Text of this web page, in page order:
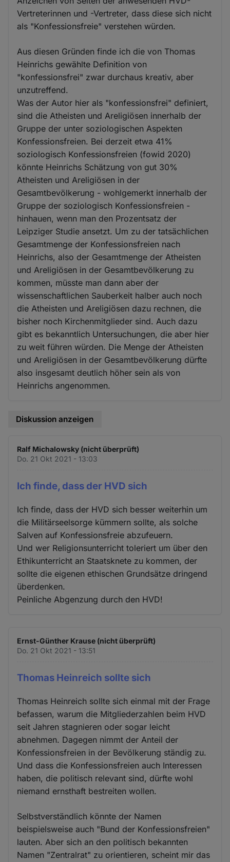
Vertreterinnen und -Vertreter, dass diese sich nicht
als "Konfessionsfreie" verstehen würden.
Aus diesen Gründen finde ich die von Thomas
Heinrichs gewählte Definition von
"konfessionsfrei" zwar durchaus kreativ, aber
unzutreffend.
Was der Autor hier als "konfessionsfrei" definiert,
sind die Atheisten und Areligiösen innerhalb der
Gruppe der unter soziologischen Aspekten
Konfessionsfreien. Bei derzeit etwa 41%
soziologisch Konfessionsfreien (fowid 2020)
könnte Heinrichs Schätzung von gut 30%
Atheisten und Areligiösen in der
Gesamtbevölkerung - wohlgemerkt innerhalb der
Gruppe der soziologisch Konfessionsfreien -
hinhauen, wenn man den Prozentsatz der
Leipziger Studie ansetzt. Um zu der tatsächlichen
Gesamtmenge der Konfessionsfreien nach
Heinrichs, also der Gesamtmenge der Atheisten
und Areligiösen in der Gesamtbevölkerung zu
kommen, müsste man dann aber der
wissenschaftlichen Sauberkeit halber auch noch
die Atheisten und Areligiösen dazu rechnen, die
bisher noch Kirchenmitglieder sind. Auch dazu
gibt es bekanntlich Untersuchungen, die aber hier
zu weit führen würden. Die Menge der Atheisten
und Areligiösen in der Gesamtbevölkerung dürfte
also insgesamt deutlich höher sein als von
Heinrichs angenommen.
Diskussion anzeigen
Ralf Michalowsky (nicht überprüft)
Do. 21 Okt 2021 - 13:03
Ich finde, dass der HVD sich
Ich finde, dass der HVD sich besser weiterhin um
die Militärseelsorge kümmern sollte, als solche
Salven auf Konfessionsfreie abzufeuern.
Und wer Religionsunterricht toleriert um über den
Ethikunterricht an Staatsknete zu kommen, der
sollte die eigenen ethischen Grundsätze dringend
überdenken.
Peinliche Abgenzung durch den HVD!
Ernst-Günther Krause (nicht überprüft)
Do. 21 Okt 2021 - 13:51
Thomas Heinreich sollte sich
Thomas Heinreich sollte sich einmal mit der Frage
befassen, warum die Mitgliederzahlen beim HVD
seit Jahren stagnieren oder sogar leicht
abnehmen. Dagegen nimmt der Anteil der
Konfessionsfreien in der Bevölkerung ständig zu.
Und dass die Konfessionsfreien auch Interessen
haben, die politisch relevant sind, dürfte wohl
niemand ernsthaft bestreiten wollen.
Selbstverständlich könnte der Namen
beispielsweise auch "Bund der Konfessionsfreien"
lauten. Aber sich an den politisch bekannten
Namen "Zentralrat" zu orientieren, scheint mir das